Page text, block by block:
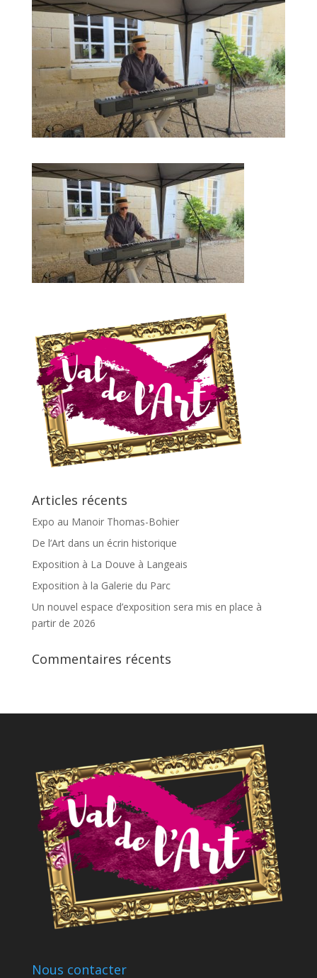
Articles récents
Expo au Manoir Thomas-Bohier
De l’Art dans un écrin historique
Exposition à La Douve à Langeais
Exposition à la Galerie du Parc
Un nouvel espace d’exposition sera mis en place à
partir de 2026
Commentaires récents
Nous contacter